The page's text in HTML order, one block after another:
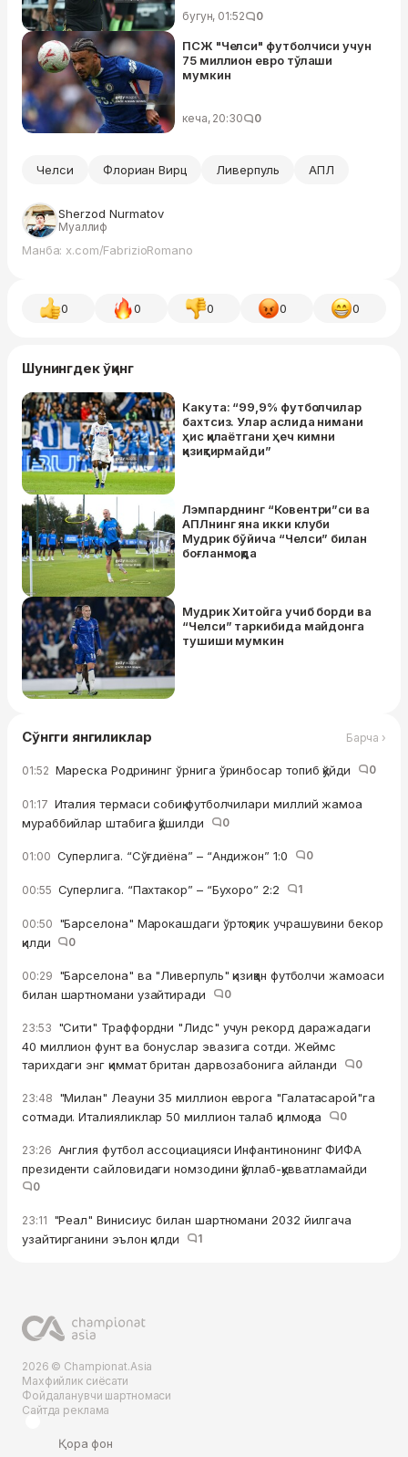
бугун, 01:52 0
ПСЖ "Челси" футболчиси учун
75 миллион евро тўлаши
мумкин
кеча, 20:30 0
Челси Флориан Вирц Ливерпуль АПЛ
Sherzod Nurmatov
Муаллиф
Манба: x.com/FabrizioRomano
0 0 0 0 0
Шунингдек ўқинг
Какута: “99,9% футболчилар
бахтсиз. Улар аслида нимани
ҳис қилаётгани ҳеч кимни
қизиқтирмайди”
Лэмпарднинг “Ковентри”си ва
АПЛнинг яна икки клуби
Мудрик бўйича “Челси” билан
боғланмоқда
Мудрик Хитойга учиб борди ва
“Челси” таркибида майдонга
тушиши мумкин
Сўнгги янгиликлар Барча ›
01:52 Мареска Родрининг ўрнига ўринбосар топиб қўйди 0
01:17 Италия термаси собиқ футболчилари миллий жамоа
мураббийлар штабига қўшилди
0
01:00 Суперлига. “Сўғдиёна” – “Андижон” 1:0 0
00:55 Суперлига. “Пахтакор” – “Бухоро” 2:2 1
00:50 "Барселона" Марокашдаги ўртоқлик учрашувини бекор
қилди
0
00:29 "Барселона" ва "Ливерпуль" қизиққан футболчи жамоаси
билан шартномани узайтиради
0
23:53 "Сити" Траффордни "Лидс" учун рекорд даражадаги
40 миллион фунт ва бонуслар эвазига сотди. Жеймс
тарихдаги энг қиммат британ дарвозабонига айланди
0
23:48 "Милан" Леауни 35 миллион еврога "Галатасарой"га
сотмади. Италияликлар 50 миллион талаб қилмоқда
0
23:26 Англия футбол ассоциацияси Инфантинонинг ФИФА
президенти сайловидаги номзодини қўллаб-қувватламайди
0
23:11 "Реал" Винисиус билан шартномани 2032 йилгача
узайтирганини эълон қилди
1
2026 © Championat.Asia
Махфийлик сиёсати
Фойдаланувчи шартномаси
Сайтда реклама
Қора фон